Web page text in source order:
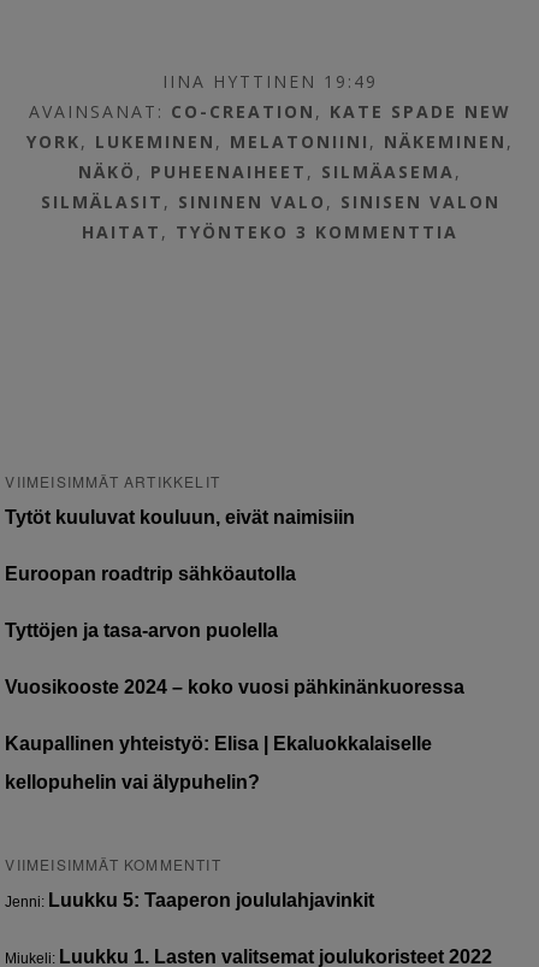
IINA HYTTINEN 19:49
AVAINSANAT: CO-CREATION , KATE SPADE NEW
YORK, LUKEMINEN , MELATONIINI , NÄKEMINEN ,
NÄKÖ , PUHEENAIHEET , SILMÄASEMA,
SILMÄLASIT , SININEN VALO , SINISEN VALON
HAITAT , TYÖNTEKO 3 KOMMENTTIA
VIIMEISIMMÄT ARTIKKELIT
Tytöt kuuluvat kouluun, eivät naimisiin
Euroopan roadtrip sähköautolla
Tyttöjen ja tasa-arvon puolella
Vuosikooste 2024 – koko vuosi pähkinänkuoressa
Kaupallinen yhteistyö: Elisa | Ekaluokkalaiselle
kellopuhelin vai älypuhelin?
VIIMEISIMMÄT KOMMENTIT
Jenni: Luukku 5: Taaperon joululahjavinkit
Miukeli: Luukku 1. Lasten valitsemat joulukoristeet 2022